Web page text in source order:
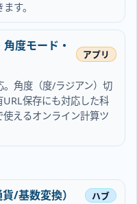
す。
度モード・
角度（度/ラジアン）切
保存にも対応した科
えるオンライン計算ツ
/基数変換）